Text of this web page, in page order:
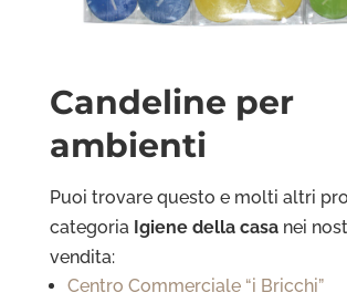
Candeline per
ambienti
Puoi trovare questo e molti altri
categoria Igiene della casanei
vendita:
Centro Commerciale “i Bricchi”